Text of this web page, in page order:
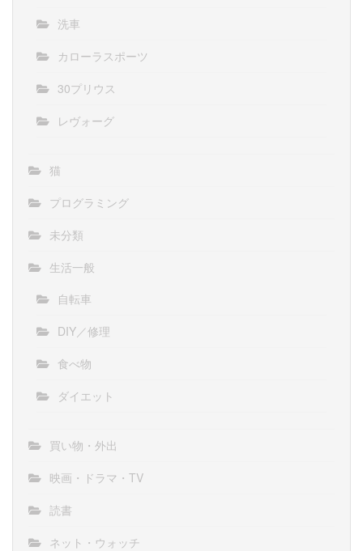
洗車
カローラスポーツ
30プリウス
レヴォーグ
猫
プログラミング
未分類
生活一般
自転車
DIY／修理
食べ物
ダイエット
買い物・外出
映画・ドラマ・TV
読書
ネット・ウォッチ